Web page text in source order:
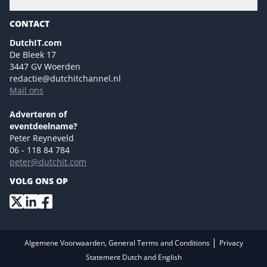
Magazines
Marketingmogelijkheden 2026
Eventmogelijkheden 2026
Advertising opportunities 2026 ENG
Event opportunities 2026 ENG
NL Digital
Versturen
CONTACT
DutchIT.com
De Bleek 17
3447 GV Woerden
redactie@dutchitchannel.nl
Mail ons
Adverteren of
eventdeelname?
Peter Reyneveld
06 - 118 84 784
peter@dutchit.com
VOLG ONS OP
Algemene Voorwaarden, General Terms and Conditions | Privacy
Statement Dutch and English